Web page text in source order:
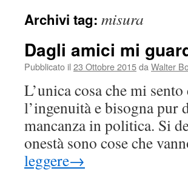
Archivi tag: misura
Dagli amici mi
Pubblicato il 23 Ottobre 2015da Walter
L’unica cosa che mi
l’ingenuità e bisogna pur
mancanza in politica. Si
onestà sono cose che
leggere→